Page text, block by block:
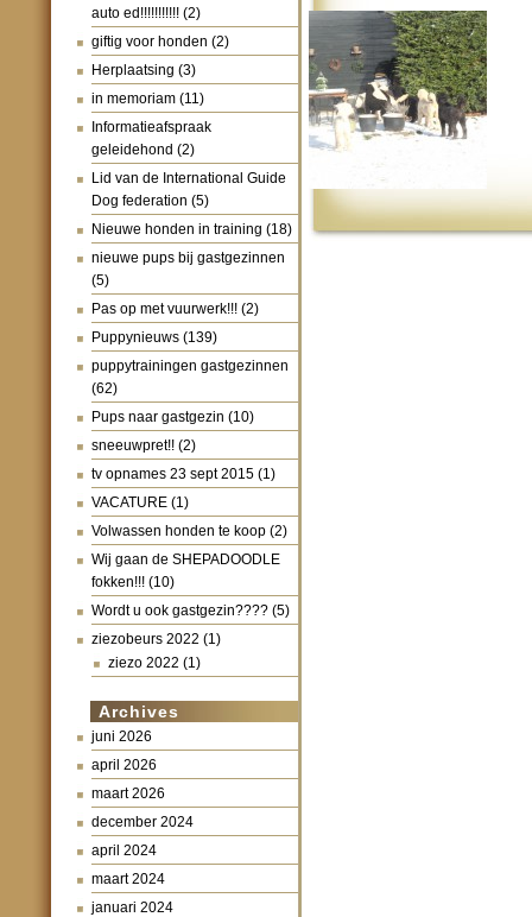
auto ed!!!!!!!!!!! (2)
giftig voor honden (2)
Herplaatsing (3)
in memoriam (11)
Informatieafspraak
geleidehond (2)
Lid van de International Guide
Dog federation (5)
Nieuwe honden in training (18)
nieuwe pups bij gastgezinnen
(5)
Pas op met vuurwerk!!! (2)
Puppynieuws (139)
puppytrainingen gastgezinnen
(62)
Pups naar gastgezin (10)
sneeuwpret!! (2)
tv opnames 23 sept 2015 (1)
VACATURE (1)
Volwassen honden te koop (2)
Wij gaan de SHEPADOODLE
fokken!!! (10)
Wordt u ook gastgezin???? (5)
ziezobeurs 2022 (1)
ziezo 2022 (1)
Archives
juni 2026
april 2026
maart 2026
december 2024
april 2024
maart 2024
januari 2024